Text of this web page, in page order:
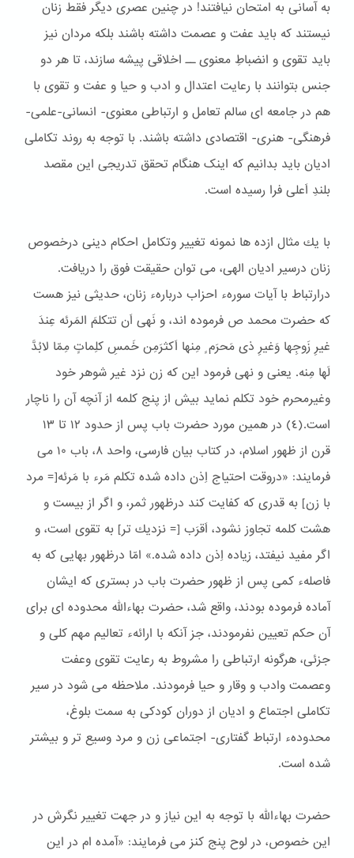
به آسانی به امتحان نیافتند! در چنین عصری دیگر فقط زنان
نیستند كه باید عفت و عصمت داشته باشند بلكه مردان نیز
باید تقوی و انضباطِ معنوی ــ اخلاقی پیشه سازند، تا هر دو
جنس بتوانند با رعایت اعتدال و ادب و حیا و عفت و تقوی با
هم در جامعه ای سالم تعامل و ارتباطی معنوی- انسانی-علمی-
فرهنگی- هنری- اقتصادی داشته باشند. با توجه به روند تکاملی
ادیان باید بدانیم که اینک هنگام تحقق تدریجی این مقصد
بلندِ اَعلی فرا رسیده است.
با یك مثال ازده ها نمونه تغییر وتكامل احكام دینی درخصوص
زنان درسیر ادیان الهی، می توان حقیقت فوق را دریافت.
درارتباط با آیات سورهء احزاب دربارهء زنان، حدیثی نیز هست
كه حضرت محمد ص فرموده اند، و نَهی اَن تتكلمَ المَرئه عِندَ
غیرِ زَوجِها وَغیرِ ذی مَحرَم ٍ مِنها اَكثرَمِن خَمسِ كلِماتٍ مِمّا لابُدَّ
لَها مِنه. یعنی و نهی فرمود این كه زن نزد غیر شوهر خود
وغیرمحرم خود تكلم نماید بیش از پنج كلمه از آنچه آن را ناچار
است.(٤) در همین مورد حضرت باب پس از حدود ١٢ تا ١٣
قرن از ظهور اسلام، در كتاب بیان فارسی، واحد ۸، باب ١۰ می
فرمایند: «دروقت احتیاج اِذن داده شده تكلم مَرء با مَرئه[= مرد
با زن] به قدری كه كفایت كند درظهور ثمر، و اگر از بیست و
هشت كلمه تجاوز نشود، اَقرَب [= نزدیك تر] به تقوی است، و
اگر مفید نیفتد، زیاده اِذن داده شده.» امّا درظهور بهایی كه به
فاصلهء كمی پس از ظهور حضرت باب در بستری كه ایشان
آماده فرموده بودند، واقع شد، حضرت بهاءالله محدوده ای برای
آن حكم تعیین نفرمودند، جز آنكه با ارائهء تعالیم مهم كلی و
جزئی، هرگونه ارتباطی را مشروط به رعایت تقوی وعفت
وعصمت وادب و وقار و حیا فرمودند. ملاحظه می شود در سیر
تکاملی اجتماع و ادیان از دوران کودکی به سمت بلوغ،
محدودهء ارتباط گفتاری- اجتماعی زن و مرد وسیع تر و بیشتر
شده است.
حضرت بهاءالله با توجه به این نیاز و در جهت تغییر نگرش در
این خصوص، در لوح پنج کنز می فرمایند: «آمده ام در این